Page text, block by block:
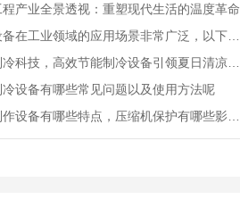
产业全景透视：重塑现代生活的温度革命
制冷设备在工业领域的应用场景非常广泛，以下是一些主要的应用实例：
革新制冷科技，高效节能制冷设备引领夏日清凉新风尚——行业巨头发布新品，市场反响热烈
设备有哪些常见问题以及使用方法呢
冷库制作设备有哪些特点，压缩机保护有哪些影响因素呢？